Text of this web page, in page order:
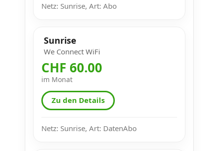
Netz: Sunrise, Art: Abo
Sunrise
We Connect WiFi
CHF 60.00
im Monat
Zu den Details
Netz: Sunrise, Art: DatenAbo